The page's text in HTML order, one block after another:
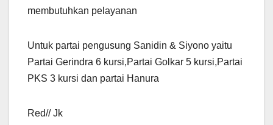
membutuhkan pelayanan
Untuk partai pengusung Sanidin & Siyono yaitu
Partai Gerindra 6 kursi,Partai Golkar 5 kursi,Partai
PKS 3 kursi dan partai Hanura
Red// Jk